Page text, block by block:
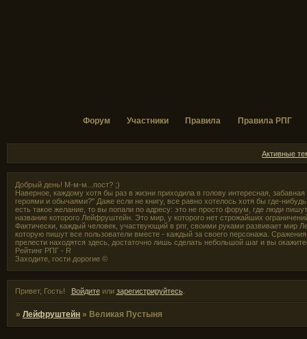
Форум Участники Правила Правила РПГ
Активные
Добрый день! М-м-м...пост? ;)
Наверное, каждому хотя бы раз в жизни приходила в голову интересная,
героями и обычаями?" Даже если не книгу, все равно хотелось хотя бы где-
есть такое желание, то вы попали по адресу: это не просто форум, где люди
название которого Лейфруштейн. Это мир, у которого нет строжайших
Фактически, каждый человек, участвующий в рпг, своими руками развивает мир
которую пишут все пользователи вместе - каждый за своего персонажа.
прелести находятся здесь, достаточно лишь сделать небольшой шаг и вы
Рейтинг РПГ - R
Заходите, гости дорогие ©
Привет, Гость! Войдитеили зарегистрируйтесь.
»Лейфруштейн » Великая Пустыня